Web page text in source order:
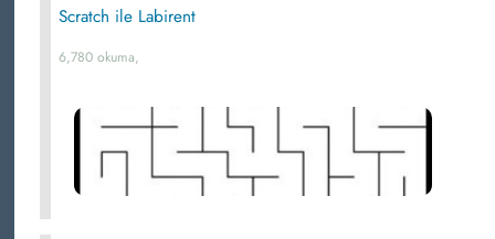
Scratch ile Labirent
6,780 okuma,